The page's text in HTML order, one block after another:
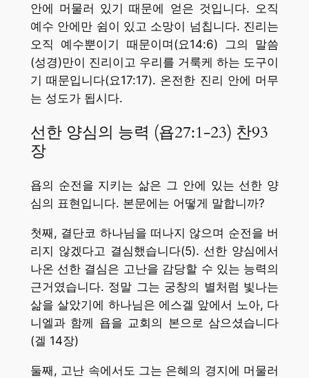
안에 머물러 있기 때문에 얻은 것입니다. 오직
예수 안에만 쉼이 있고 소망이 넘칩니다. 진리는
오직 예수뿐이기 때문이며(요14:6) 그의 말씀
(성경)만이 진리이고 우리를 거룩케 하는 도구이
기 때문입니다(요17:17). 온전한 진리 안에 머무
는 성도가 됩시다.
선한 양심의 능력 (욥27:1-23) 찬93
장
욥의 순전을 지키는 삶은 그 안에 있는 선한 양
심의 표현입니다. 본문에는 어떻게 말합니까?
첫째, 결단코 하나님을 떠나지 않으며 순전을 버
리지 않겠다고 결심했습니다(5). 선한 양심에서
나온 선한 결심은 고난을 감당할 수 있는 능력의
근거였습니다. 정말 그는 궁창의 별처럼 빛나는
삶을 살았기에 하나님은 에스겔 앞에서 노아, 다
니엘과 함께 욥을 교회의 본으로 삼으셨습니다
(겔 14장)
둘째, 고난 속에서도 그는 은혜의 경지에 머물러